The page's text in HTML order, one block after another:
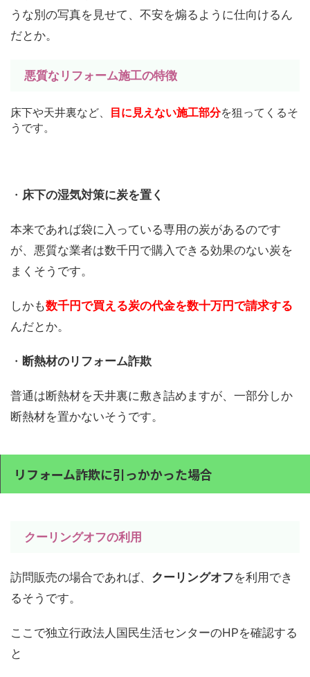
うな別の写真を見せて、不安を煽るように仕向けるん
だとか。
悪質なリフォーム施工の特徴
床下や天井裏など、 目に見えない施工部分を狙ってくるそ
うです。
・ 床下の湿気対策に炭を置く
本来であれば袋に入っている専用の炭があるのです
が、悪質な業者は数千円で購入できる効果のない炭を
まくそうです。
しかも数千円で買える炭の代金を数十万円で請求する
んだとか。
・ 断熱材のリフォーム詐欺
普通は断熱材を天井裏に敷き詰めますが、一部分しか
断熱材を置かないそうです。
リフォーム詐欺に引っかかった場合
クーリングオフの利用
訪問販売の場合であれば、 クーリングオフを利用でき
るそうです。
ここで独立行政法人国民生活センターのHPを確認する
と